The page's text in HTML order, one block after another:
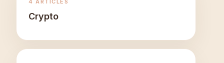
4 ARTICLES
Crypto